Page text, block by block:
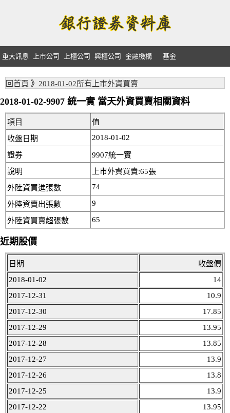
重大訊息 上市公司 上櫃公司 興櫃公司 金融機構 基金
回首頁 》 2018-01-02所有上市外資買賣
2018-01-02-9907 統一實 當天外資買賣相關資料
項目
值
收盤日期
2018-01-02
證券
9907統一實
說明
上市外資買賣:65張
外陸資買進張數
74
外陸資賣出張數 9
外陸資買賣超張數 65
近期股價
日期
收盤價
2018-01-02
14
2017-12-31
10.9
2017-12-30
17.85
2017-12-29
13.95
2017-12-28
13.85
2017-12-27
13.9
2017-12-26
13.8
2017-12-25
13.9
2017-12-22
13.95